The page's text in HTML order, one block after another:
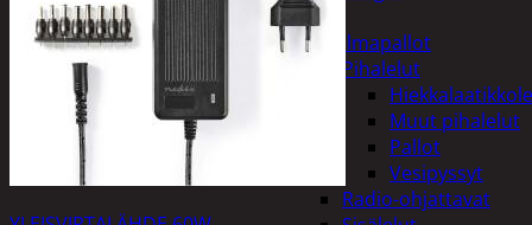
Lelut
Ilmapallot
Pihalelut
Muut pihalelut
Pallot
Vesipyssyt
Radio-ohjattavat